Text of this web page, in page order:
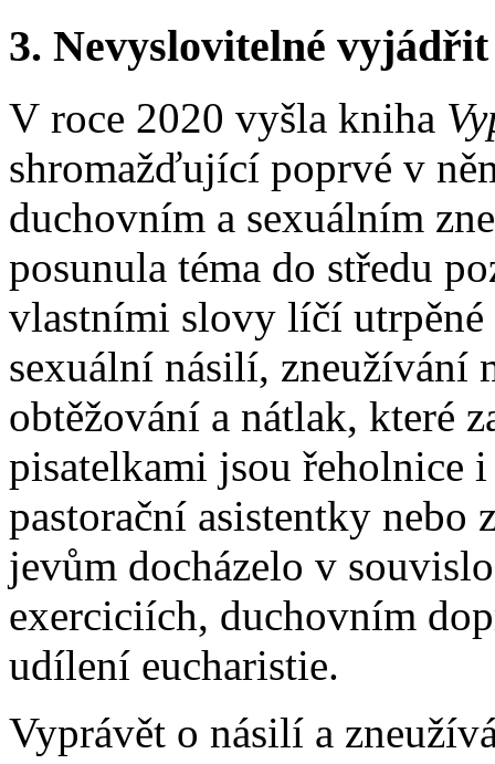
3. Nevyslovitelné
V roce 2020 vyšla kniha
shromažďující poprvé v
duchovním a sexuálním
posunula téma do středu
vlastními slovy líčí utrpěné
sexuální násilí, zneužívání
obtěžování a nátlak, které
pisatelkami jsou řeholnice
pastorační asistentky nebo
jevům docházelo v
exerciciích, duchovním
udílení eucharistie.
Vyprávět o násilí a